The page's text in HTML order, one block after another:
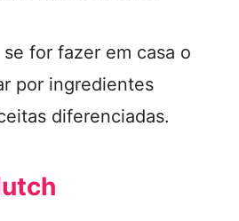
for fazer em casa o
por ingredientes
diferenciadas.